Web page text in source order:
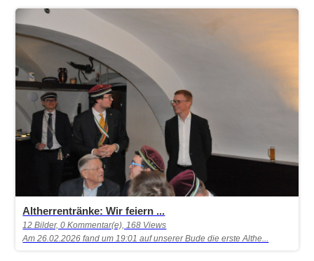
Altherrentränke: Wir feiern ...
12 Bilder, 0 Kommentar(e), 168 Views
Am 26.02.2026 fand um 19:01 auf unserer Bude die erste Althe...